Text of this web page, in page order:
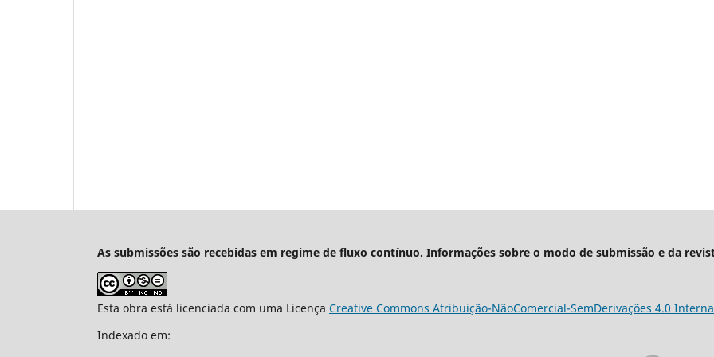
As submissões são recebidas em regime de fluxo contínuo. Informações sobre o modo de submissão e da
Esta obra está licenciada com uma Licença Creative Commons Atribuição-NãoComercial-SemDerivações 4.0
Indexado em: